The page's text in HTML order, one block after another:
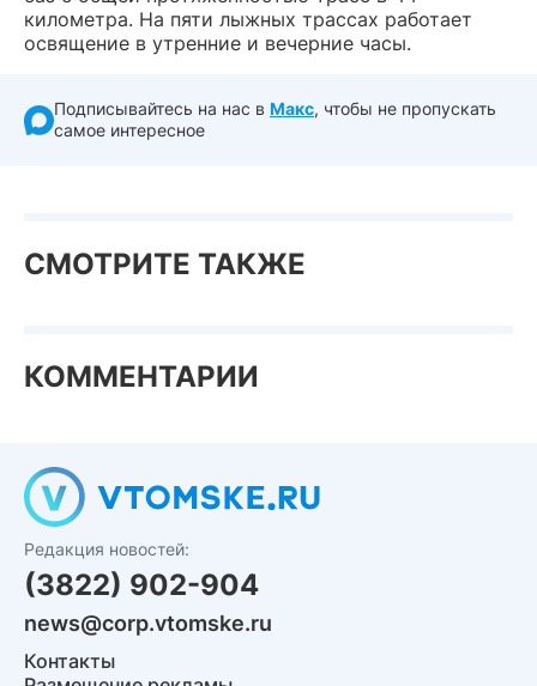
километра. На пяти лыжных трассах работает
освящение в утренние и вечерние часы.
Подписывайтесь на нас в Макс, чтобы не пропускать
самое интересное
СМОТРИТЕ ТАКЖЕ
КОММЕНТАРИИ
Редакция новостей:
(3822) 902-904
news@corp.vtomske.ru
Контакты